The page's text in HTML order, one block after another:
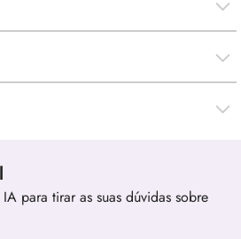
para tirar as suas dúvidas sobre